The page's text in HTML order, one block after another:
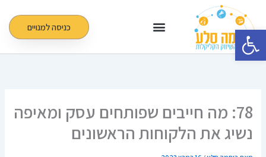
פתח סרגל נגישות
לתוכן
כניסה למנויים
78: מה חייבים שפותחים עסק ומאיפה
נשיג את הלקוחות הראשונים